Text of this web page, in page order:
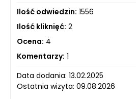
Ilość odwiedzin: 1556
Ilość kliknięć: 2
Ocena: 4
Komentarzy: 1
Data dodania: 13.02.2025
Ostatnia wizyta: 09.08.2026